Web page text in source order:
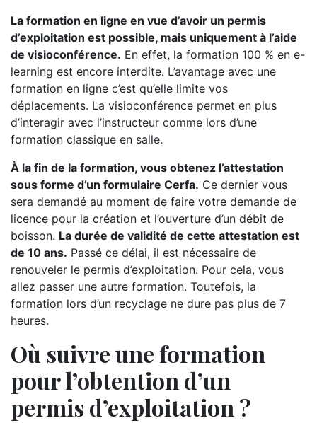
La formation en ligne en vue d’avoir un permis
d’exploitation est possible, mais uniquement à l’aide
de visioconférence. En effet, la formation 100 % en e-
learning est encore interdite. L’avantage avec une
formation en ligne c’est qu’elle limite vos
déplacements. La visioconférence permet en plus
d’interagir avec l’instructeur comme lors d’une
formation classique en salle.
À la fin de la formation, vous obtenez l’attestation
sous forme d’un formulaire Cerfa. Ce dernier vous
sera demandé au moment de faire votre demande de
licence pour la création et l’ouverture d’un débit de
boisson. La durée de validité de cette attestation est
de 10 ans. Passé ce délai, il est nécessaire de
renouveler le permis d’exploitation. Pour cela, vous
allez passer une autre formation. Toutefois, la
formation lors d’un recyclage ne dure pas plus de 7
heures.
Où suivre une formation
pour l’obtention d’un
permis d’exploitation ?